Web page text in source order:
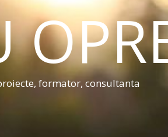
formator, consultanta